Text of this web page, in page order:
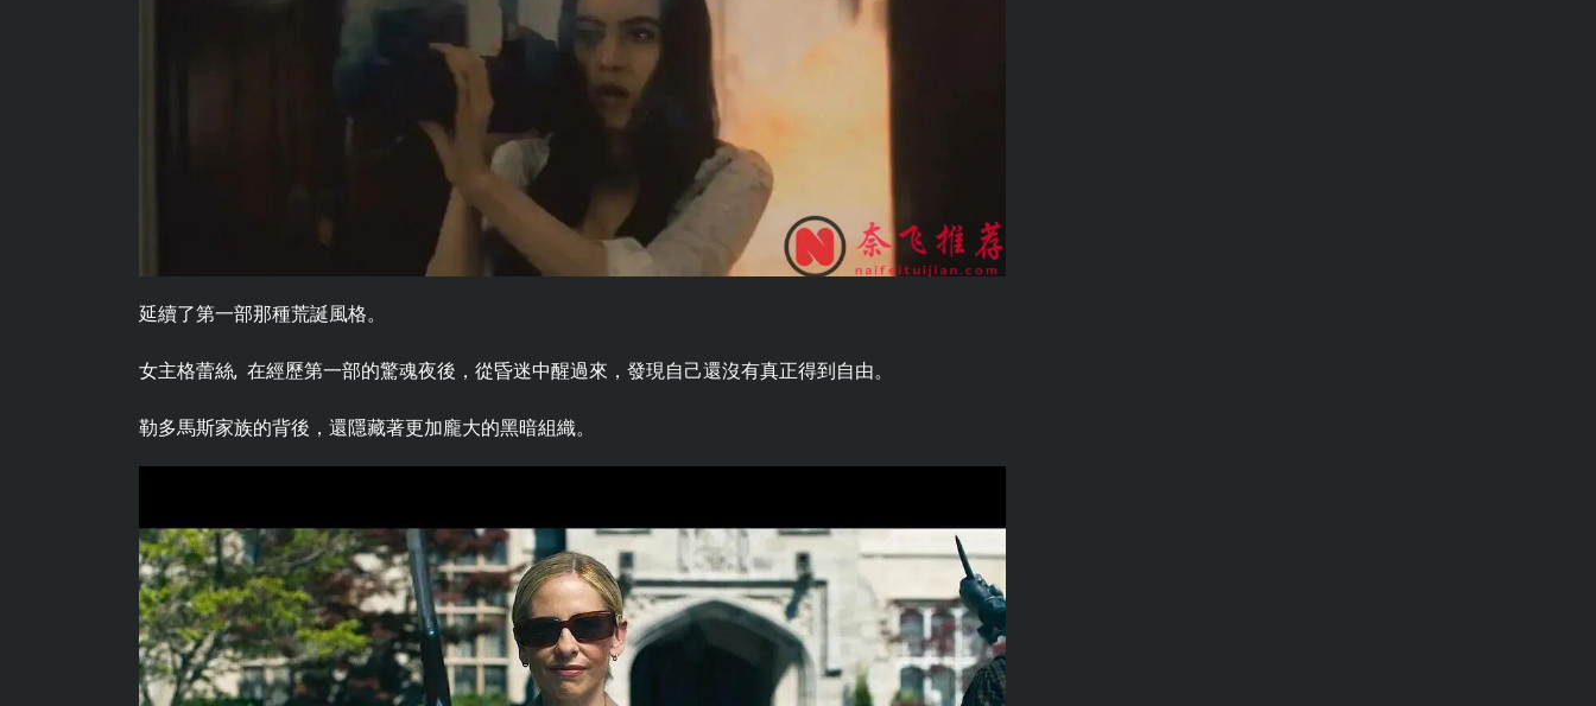
延續了第一部那種荒誕風格。
女主格蕾絲, 在經歷第一部的驚魂夜後，從昏迷中醒過來，發現自己還沒有真正得到自由。
勒多馬斯家族的背後，還隱藏著更加龐大的黑暗組織。